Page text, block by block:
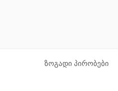
ზოგადი პირობები